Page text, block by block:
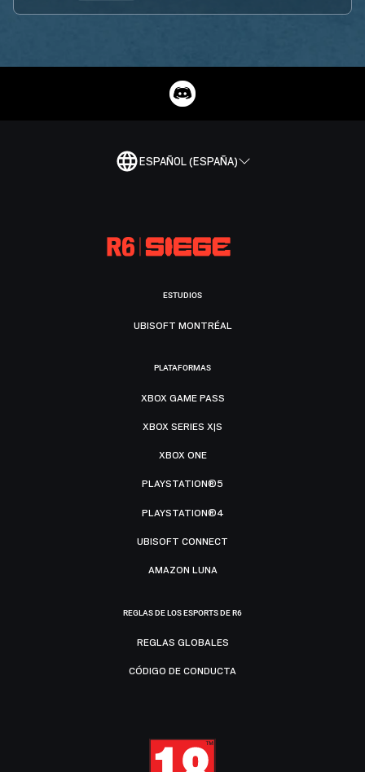
ESPAÑOL (ESPAÑA)
ESTUDIOS
UBISOFT MONTRÉAL
PLATAFORMAS
XBOX GAME PASS
XBOX SERIES X|S
XBOX ONE
PLAYSTATION®5
PLAYSTATION®4
UBISOFT CONNECT
AMAZON LUNA
REGLAS DE LOS ESPORTS DE R6
REGLAS GLOBALES
CÓDIGO DE CONDUCTA